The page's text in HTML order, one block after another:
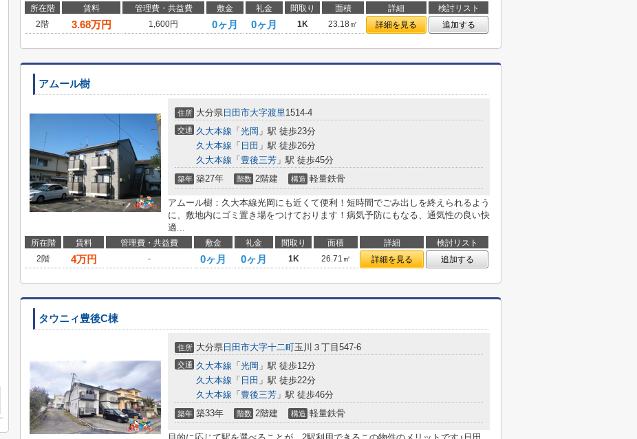
所在階 賃料 管理費・共益費 敷金 礼金 間取り 面積 詳細
検討リスト
2階
3.68万円 1,600円 0ヶ月 0ヶ月 1K 23.18㎡ 詳細を見る 追加する
アムール樹
住所 大分県 日田市大字渡里1514-4
交通 久大本線 「 光岡 」駅 徒歩23分
久大本線 「 日田 」駅 徒歩26分
久大本線 「 豊後三芳 」駅 徒歩45分
築年 築27年 階数 2階建 構造 軽量鉄骨
アムール樹：久大本線光岡にも近くて便利！短時間でごみ出しを終えられるよう
に、敷地内にゴミ置き場をつけております！病気予防にもなる、通気性の良い快
適...
所在階 賃料 管理費・共益費 敷金 礼金 間取り 面積 詳細
検討リスト
2階
4万円 - 0ヶ月 0ヶ月 1K 26.71㎡ 詳細を見る 追加する
タウニィ豊後C棟
住所 大分県 日田市大字十二町玉川３丁目547-6
交通 久大本線 「 光岡 」駅 徒歩12分
久大本線 「 日田 」駅 徒歩22分
久大本線 「 豊後三芳 」駅 徒歩46分
築年 築33年 階数 2階建 構造 軽量鉄骨